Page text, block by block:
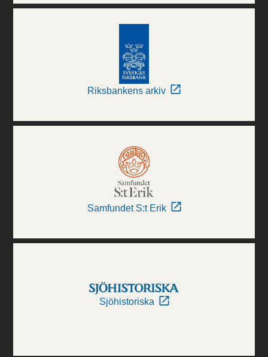
Riksbankens arkiv
Samfundet S:t Erik
Sjöhistoriska